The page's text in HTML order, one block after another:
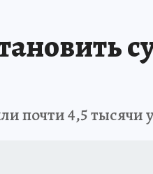
почти 4,5 тысячи